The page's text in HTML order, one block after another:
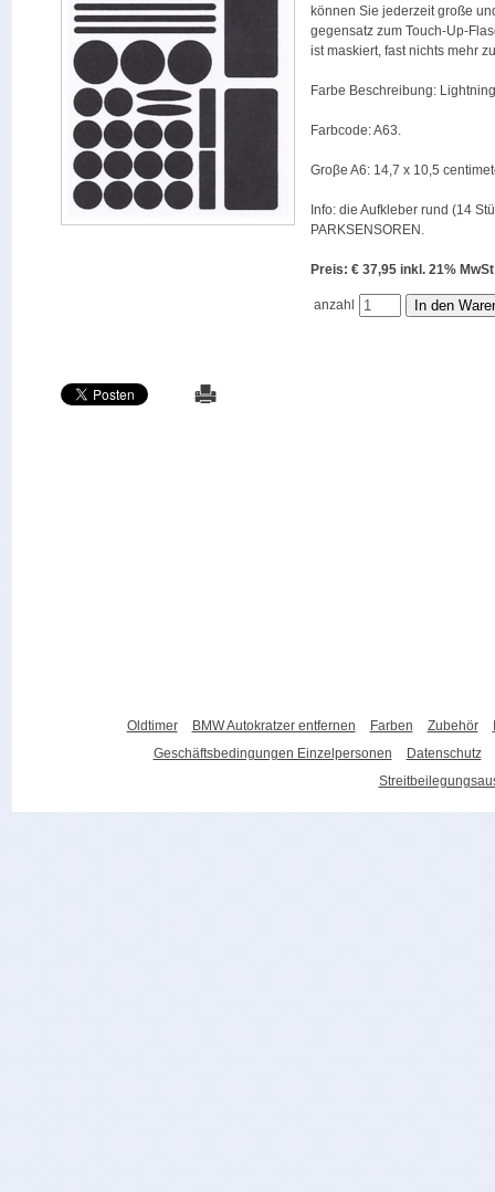
können Sie jederzeit große
gegensatz zum Touch-Up-
ist maskiert, fast nichts mehr
Farbe Beschreibung:
Farbcode: A63.
Groβe A6: 14,7 x 10,5
Info: die Aufkleber rund (14
PARKSENSOREN.
Preis: € 37,95 inkl. 21%
anzahl
Oldtimer BMW Autokratzer entfernen Farben Zubehör
Geschäftsbedingungen Einzelpersonen
Datenschutz